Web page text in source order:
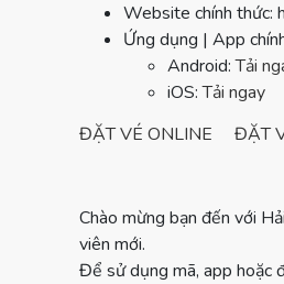
Website chính thức:
Ứng dụng | App
Android:Tải
iOS:Tải ngay
ĐẶT VÉ ONLINE
ĐẶT
Chào mừng bạn đến với
viên mới.
Để sử dụng mã, app hoặc